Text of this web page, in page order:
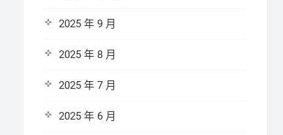
2025 年 9 月
2025 年 8 月
2025 年 7 月
2025 年 6 月